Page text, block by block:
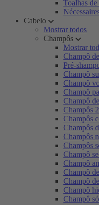
Toalhas de
Cabelo
Mostrar todos
Champôs
Mostrar
Champô
Pré-
Champô
Champô
Champô
Champô
Champôs
Champôs
Champôs
Champôs
Champôs
Champô
Champô
Champô
Champô
Champô
Champô